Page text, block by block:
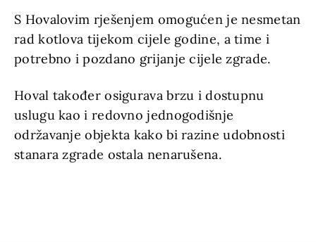
S Hovalovim rješenjem omogućen je nesmetan
rad kotlova tijekom cijele godine, a time i
potrebno i pozdano grijanje cijele zgrade.
Hoval također osigurava brzu i dostupnu
uslugu kao i redovno jednogodišnje
održavanje objekta kako bi razine udobnosti
stanara zgrade ostala nenarušena.